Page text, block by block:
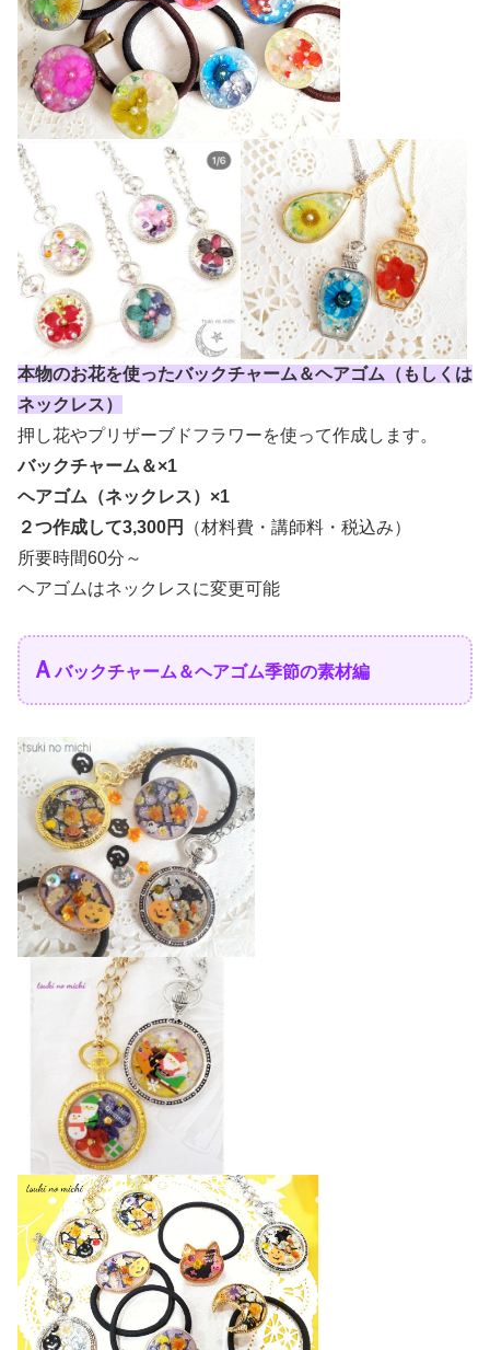
本物のお花を使ったバックチャーム＆ヘアゴム（もしくは
ネックレス）
押し花やプリザーブドフラワーを使って作成します。
バックチャーム＆×1
ヘアゴム（ネックレス）×1
２つ作成して3,300円
（材料費・講師料・税込み）
所要時間60分～
ヘアゴムはネックレスに変更可能
Ａバックチャーム＆ヘアゴム季節の素材編